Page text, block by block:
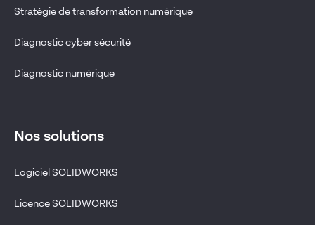
Stratégie de transformation numérique
Diagnostic cyber sécurité
Diagnostic numérique
Nos solutions
Logiciel SOLIDWORKS
Licence SOLIDWORKS